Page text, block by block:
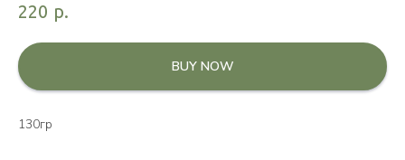
220 р.
BUY NOW
130гр